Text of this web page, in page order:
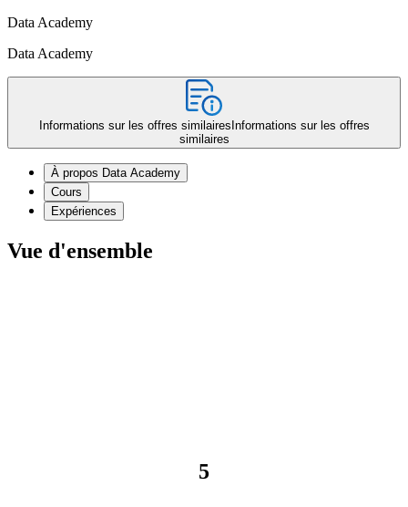
Data Academy
Data Academy
Informations sur les offres similaires Informations sur les offres
similaires
À propos Data Academy
Cours
Expériences
Vue d'ensemble
5